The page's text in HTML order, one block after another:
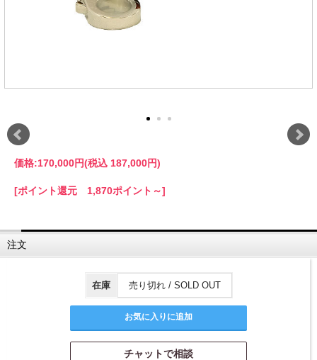
価格:170,000円(税込 187,000円)
[ポイント還元 1,870ポイント～]
注文
在庫 売り切れ / SOLD OUT
チャットで相談